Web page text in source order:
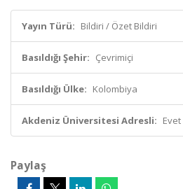
Yayın Türü: Bildiri / Özet Bildiri
Basıldığı Şehir: Çevrimiçi
Basıldığı Ülke: Kolombiya
Akdeniz Üniversitesi Adresli: Evet
Paylaş